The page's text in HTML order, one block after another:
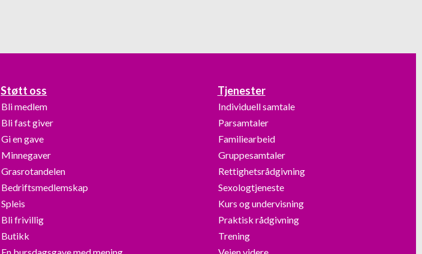
Støtt oss
Bli medlem
Bli fast giver
Gi en gave
Minnegaver
Grasrotandelen
Bedriftsmedlemskap
Spleis
Bli frivillig
Butikk
Tjenester
Individuell samtale
Parsamtaler
Familiearbeid
Gruppesamtaler
Rettighetsrådgivning
Sexologtjeneste
Kurs og undervisning
Praktisk rådgivning
Trening